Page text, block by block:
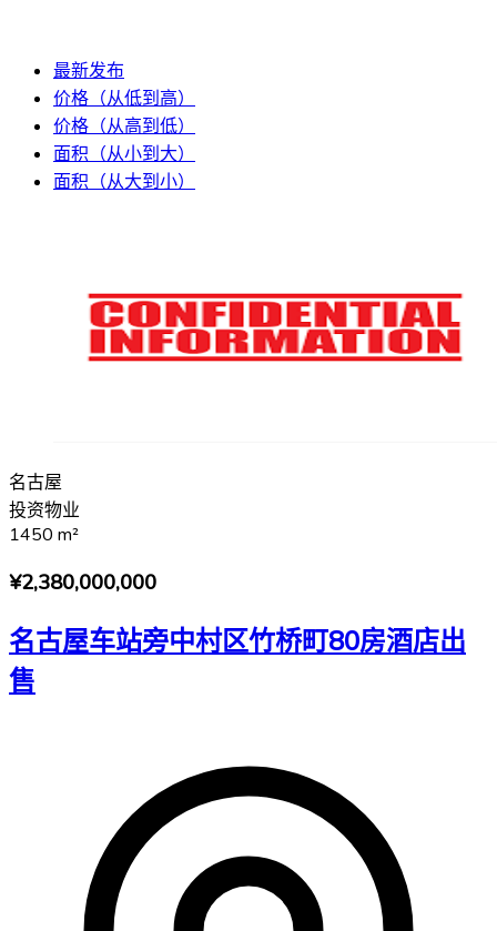
最新发布
价格（从低到高）
价格（从高到低）
面积（从小到大）
面积（从大到小）
名古屋
投资物业
1450 m²
¥2,380,000,000
名古屋车站旁中村区竹桥町80房酒店出
售